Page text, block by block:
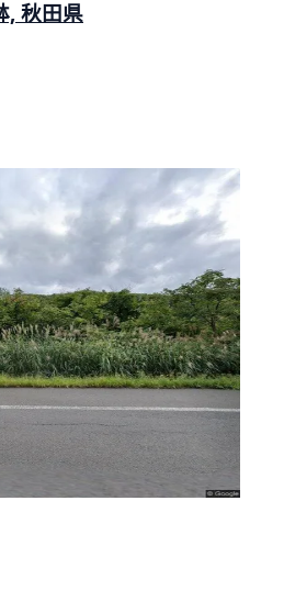
, 秋田県